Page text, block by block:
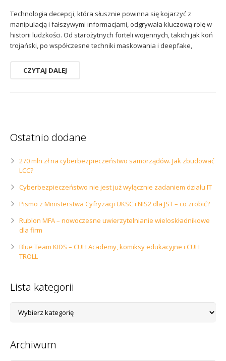
Technologia decepcji, która słusznie powinna się kojarzyć z
manipulacją i fałszywymi informacjami, odgrywała kluczową rolę w
historii ludzkości. Od starożytnych forteli wojennych, takich jak koń
trojański, po współczesne techniki maskowania i deepfake,
CZYTAJ DALEJ
Ostatnio dodane
270 mln zł na cyberbezpieczeństwo samorządów. Jak zbudować
LCC?
Cyberbezpieczeństwo nie jest już wyłącznie zadaniem działu IT
Pismo z Ministerstwa Cyfryzacji UKSC i NIS2 dla JST – co zrobić?
Rublon MFA – nowoczesne uwierzytelnianie wieloskładnikowe
dla firm
Blue Team KIDS – CUH Academy, komiksy edukacyjne i CUH
TROLL
Lista kategorii
kategorii
Archiwum